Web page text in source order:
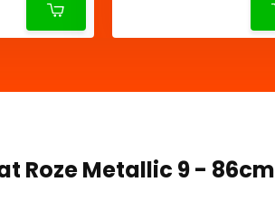
Roze Metallic 9 - 86cm